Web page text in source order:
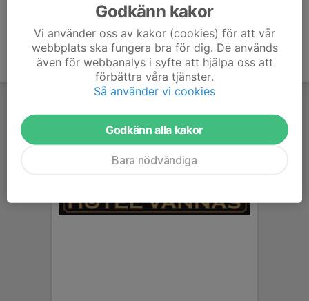
Godkänn kakor
Vi använder oss av kakor (cookies) för att vår
webbplats ska fungera bra för dig. De används
även för webbanalys i syfte att hjälpa oss att
förbättra våra tjänster.
Så använder vi cookies
Godkänn alla kakor
Bara nödvändiga